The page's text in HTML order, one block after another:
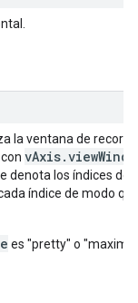
la ventana de
denota los índices del
índice de modo
es "pretty" o